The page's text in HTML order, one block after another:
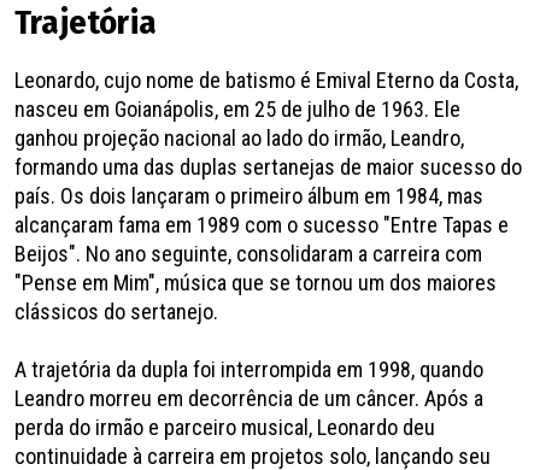
Trajetória
Leonardo, cujo nome de batismo é Emival Eterno da Costa,
nasceu em Goianápolis, em 25 de julho de 1963. Ele
ganhou projeção nacional ao lado do irmão, Leandro,
formando uma das duplas sertanejas de maior sucesso do
país. Os dois lançaram o primeiro álbum em 1984, mas
alcançaram fama em 1989 com o sucesso "Entre Tapas e
Beijos". No ano seguinte, consolidaram a carreira com
"Pense em Mim", música que se tornou um dos maiores
clássicos do sertanejo.
A trajetória da dupla foi interrompida em 1998, quando
Leandro morreu em decorrência de um câncer. Após a
perda do irmão e parceiro musical, Leonardo deu
continuidade à carreira em projetos solo, lançando seu